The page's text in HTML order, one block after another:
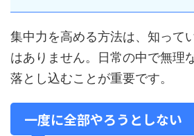
集中力を高める方法は、知って
はありません。日常の中で無理
落とし込むことが重要です。
一度に全部やろうとしない